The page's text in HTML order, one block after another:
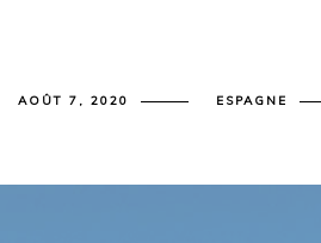
AOÛT 7, 2020 ESPAGNE